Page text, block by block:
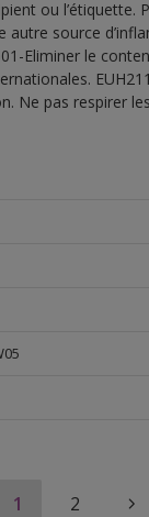
ou l’étiquette.
source
Eliminer le
Ne pas respirer
1 2